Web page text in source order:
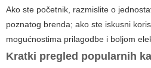
Ako ste početnik, razmislite o
poznatog brenda; ako ste iskusni
mogućnostima prilagodbe i boljom
Kratki pregled popularnih